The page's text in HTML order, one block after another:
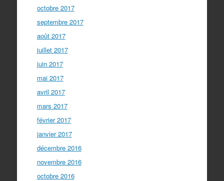
octobre 2017
septembre 2017
août 2017
juillet 2017
juin 2017
mai 2017
avril 2017
mars 2017
février 2017
janvier 2017
décembre 2016
novembre 2016
octobre 2016